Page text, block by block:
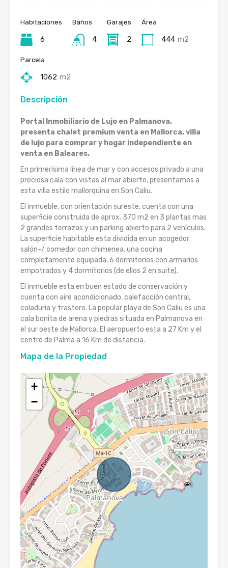
Habitaciones
6
Baños
4
Garajes
2
Área
444 m2
Parcela
1062 m2
Descripción
Portal Inmobiliario de Lujo en Palmanova,
presenta chalet premium venta en Mallorca, villa
de lujo para comprar y hogar independiente en
venta en Baleares.
En primerísima línea de mar y con accesos privado a una
preciosa cala con vistas al mar abierto, presentamos a
esta villa estilo mallorquina en Son Caliu.
El inmueble, con orientación sureste, cuenta con una
superficie construida de aprox. 370 m2 en 3 plantas mas
2 grandes terrazas y un parking abierto para 2 vehículos.
La superficie habitable esta dividida en un acogedor
salón-/ comedor con chimenea, una cocina
completamente equipada, 6 dormitorios con armarios
empotrados y 4 dormitorios (de ellos 2 en suite).
El inmueble esta en buen estado de conservación y
cuenta con aire acondicionado, calefacción central,
coladuria y trastero. La popular playa de Son Caliu es una
cala bonita de arena y piedras situada en Palmanova en
el sur oeste de Mallorca. El aeropuerto esta a 27 Km y el
centro de Palma a 16 Km de distancia.
Mapa de la Propiedad
+
−